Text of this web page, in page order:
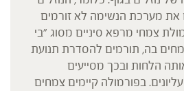
מערכת הנשימה לא זורמים
צמחי מרפא סיניים מסוג "בי
בה, תורמים להסדרת תנועת
הלחות ובכך מסייעים
בפורמולה קיימים צמחים